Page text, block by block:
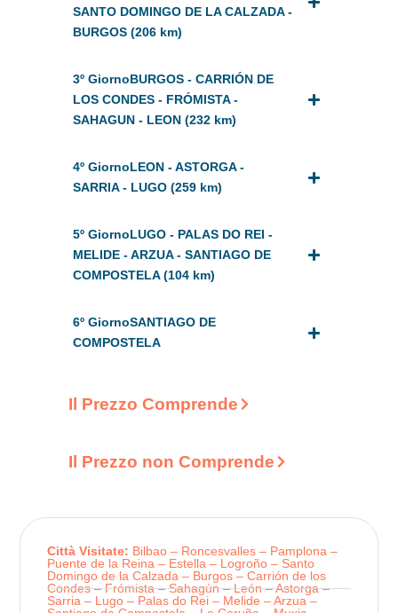
Città Visitate: Bilbao – Roncesvalles – Pamplona –
Puente de la Reina – Estella – Logroño – Santo
Domingo de la Calzada – Burgos – Carrión de los
Condes – Frómista – Sahagún – León – Astorga –
Sarria – Lugo – Palas do Rei – Melide – Arzua –
Il Prezzo Comprende
Il Prezzo non Comprende
SANTO DOMINGO DE LA CALZADA -
BURGOS (206 km)
3º GiornoBURGOS - CARRIÓN DE
LOS CONDES - FRÓMISTA -
SAHAGUN - LEON (232 km)
4º GiornoLEON - ASTORGA -
SARRIA - LUGO (259 km)
5º GiornoLUGO - PALAS DO REI -
MELIDE - ARZUA - SANTIAGO DE
COMPOSTELA (104 km)
6º GiornoSANTIAGO DE
COMPOSTELA